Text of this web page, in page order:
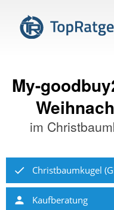
My-
im
Christbaumkugel
Kaufberatung